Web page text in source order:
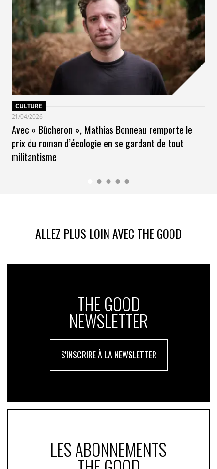
CULTURE
21/04/2026
Avec « Bûcheron », Mathias Bonneau remporte le
prix du roman d’écologie en se gardant de tout
militantisme
ALLEZ PLUS LOIN AVEC THE GOOD
THE GOOD
NEWSLETTER
S'INSCRIRE À LA NEWSLETTER
LES ABONNEMENTS